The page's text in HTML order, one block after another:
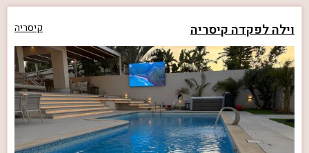
וילה לפקדה קיסריה קיסריה